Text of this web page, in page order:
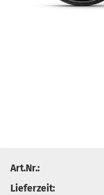
Art.Nr.:
Lieferzeit: